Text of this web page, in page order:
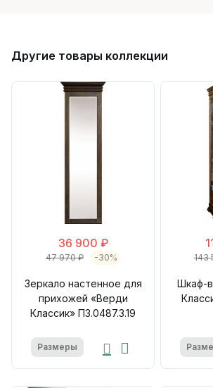
Другие товары коллекции
36 900 ₽
47 970 ₽ -30%
Зеркало настенное для
прихожей «Верди
Классик» П3.0487.3.19
Размеры
143
Шкаф-